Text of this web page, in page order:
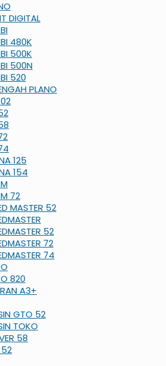
DIGITAL
480K
500K
500N
520
PLANO
125
154
72
MASTER 52
52
72
74
820
A3+
GTO 52
TOKO
58
52